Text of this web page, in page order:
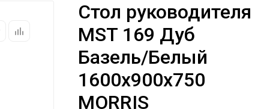
Стол руководителя
MST 169 Дуб
Базель/Белый
1600х900х750
MORRIS